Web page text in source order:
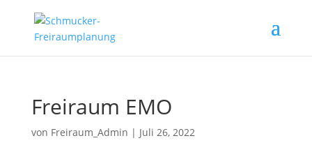
Freiraum EMO
von Freiraum_Admin | Juli 26, 2022